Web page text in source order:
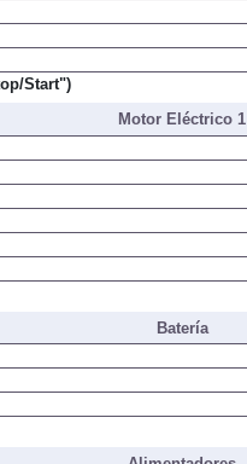
Start")
Motor Eléctrico 1
Batería